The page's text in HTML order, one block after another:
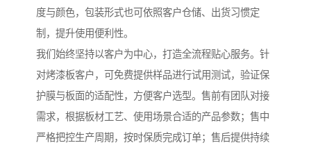
度与颜色，包装形式也可依照客户仓储、出货习惯定
制，提升使用便利性。
我们始终坚持以客户为中心，打造全流程贴心服务。针
对烤漆板客户，可免费提供样品进行试用测试，验证保
护膜与板面的适配性，方便客户选型。售前有团队对接
需求，根据板材工艺、使用场景合适的产品参数；售中
严格把控生产周期，按时保质完成订单；售后提供持续